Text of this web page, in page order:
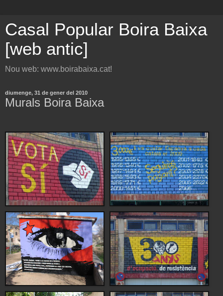
Casal Popular Boira Baixa
[web antic]
Nou web: www.boirabaixa.cat!
diumenge, 31 de gener del 2010
Murals Boira Baixa